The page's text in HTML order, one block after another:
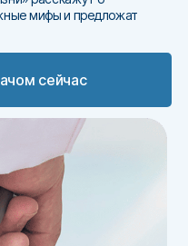
сейчас
мифы и предложат